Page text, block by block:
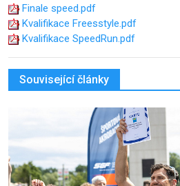
Finale speed.pdf
Kvalifikace Freesstyle.pdf
Kvalifikace SpeedRun.pdf
Související články